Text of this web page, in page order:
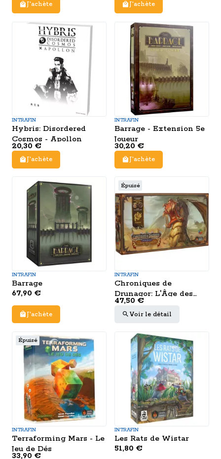
J'achète J'achète
INTRAFIN
Hybris: Disordered
Cosmos - Apollon
20,30 €
J'achète
INTRAFIN
Barrage - Extension 5e
Joueur
30,20 €
J'achète
INTRAFIN
Barrage
67,90 €
J'achète
Épuisé
INTRAFIN
Chroniques de
Drunagor: L'Âge des
Ténèbres - Le Désert
des Stigmates de
47,50 €
Voir le détail
Épuisé
INTRAFIN
Terraforming Mars - Le
Jeu de Dés
33,90 €
INTRAFIN
Les Rats de Wistar
51,80 €